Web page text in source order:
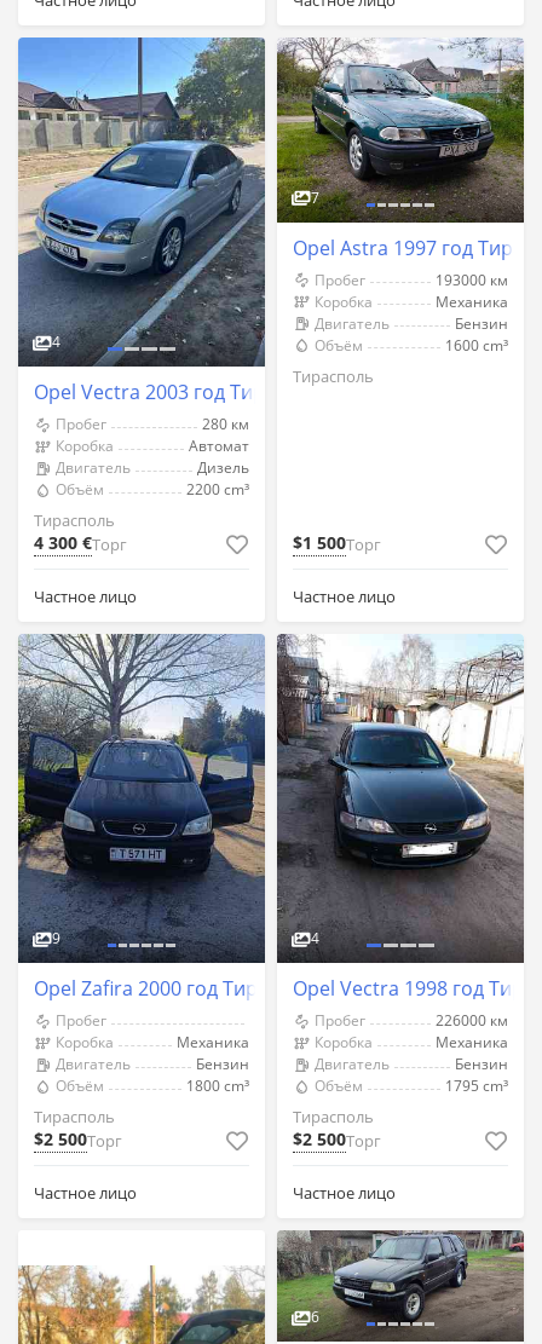
4
Opel Vectra 2003 год Тирасполь
Пробег
280 км
Коробка
Автомат
Двигатель
Дизель
Объём
2200 cm³
Тирасполь
4 300 €Торг
Частное лицо
7
Opel Astra 1997 год
Пробег
193000 км
Коробка
Механика
Двигатель
Бензин
Объём
1600 cm³
Тирасполь
$1 500Торг
Частное лицо
9
Opel Zafira 2000 год Тирасполь
Пробег
Коробка
Механика
Двигатель
Бензин
Объём
1800 cm³
Тирасполь
$2 500Торг
Частное лицо
4
Opel Vectra 1998 год
Пробег
226000 км
Коробка
Механика
Двигатель
Бензин
Объём
1795 cm³
Тирасполь
$2 500Торг
Частное лицо
6